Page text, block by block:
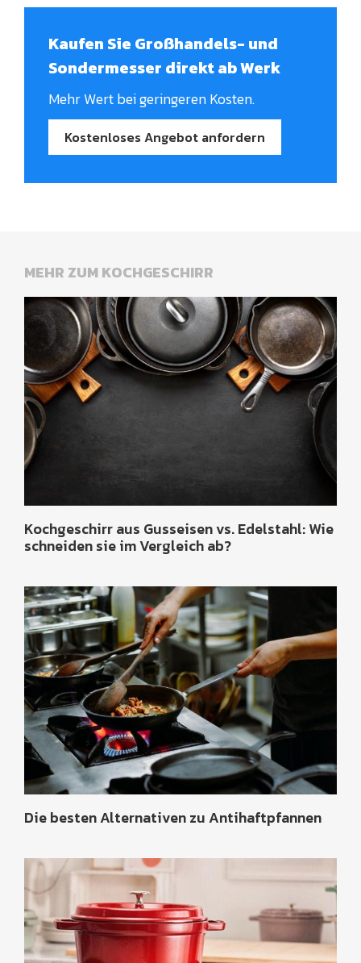
Kaufen Sie Großhandels- und
Sondermesser direkt ab Werk
Mehr Wert bei geringeren Kosten.
Kostenloses Angebot anfordern
MEHR ZUM KOCHGESCHIRR
Kochgeschirr aus Gusseisen vs. Edelstahl: Wie
schneiden sie im Vergleich ab?
Die besten Alternativen zu Antihaftpfannen